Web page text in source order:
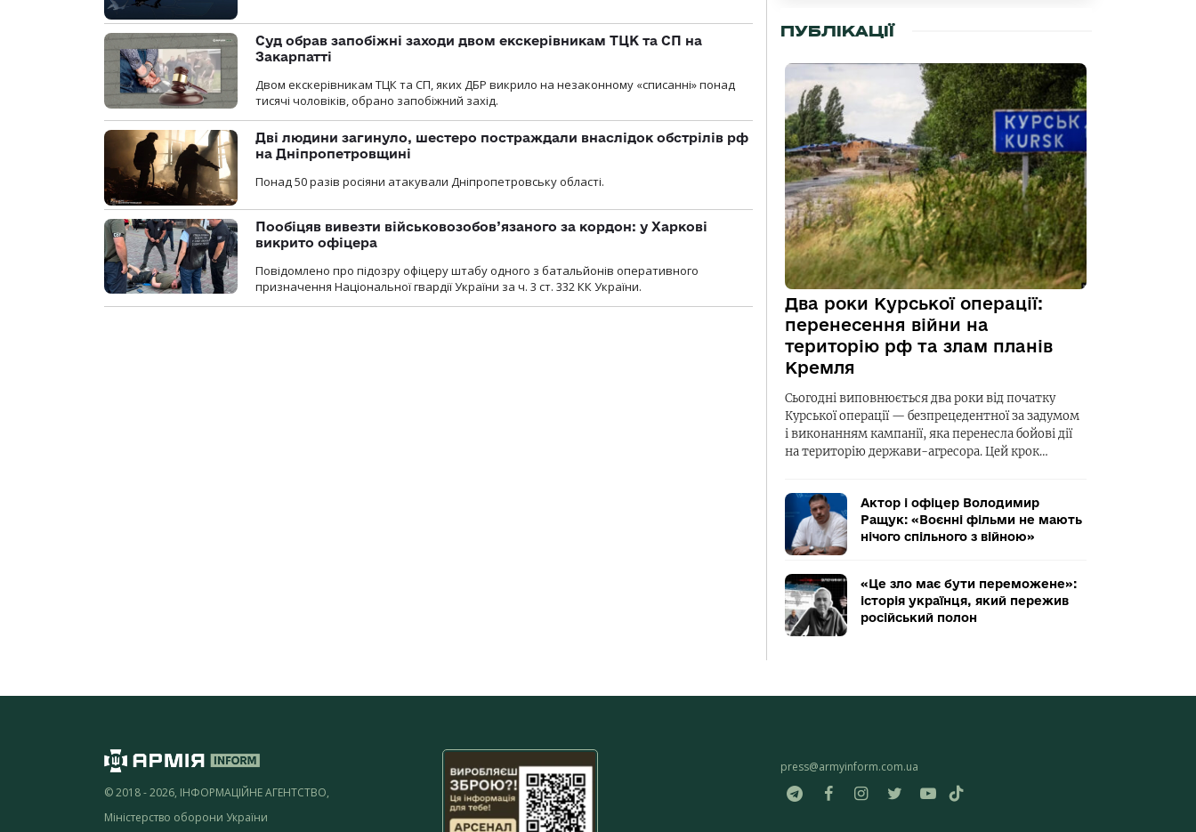
Суд обрав запобіжні заходи двом екскерівникам ТЦК та СП на
Закарпатті
Двом екскерівникам ТЦК та СП, яких ДБР викрило на незаконному «списанні» понад
тисячі чоловіків, обрано запобіжний захід.
Дві людини загинуло, шестеро постраждали внаслідок обстрілів рф
на Дніпропетровщині
Понад 50 разів росіяни атакували Дніпропетровську області.
Пообіцяв вивезти військовозобов’язаного за кордон: у Харкові
викрито офіцера
Повідомлено про підозру офіцеру штабу одного з батальйонів оперативного
призначення Національної гвардії України за ч. 3 ст. 332 КК України.
ПУБЛІКАЦІЇ
Два роки Курської операції:
перенесення війни на
територію рф та злам планів
Кремля
Сьогодні виповнюється два роки від початку
Курської операції — безпрецедентної за задумом
і виконанням кампанії, яка перенесла бойові дії
на територію держави-агресора. Цей крок…
Актор і офіцер Володимир
Ращук: «Воєнні фільми не мають
нічого спільного з війною»
«Це зло має бути переможене»:
історія українця, який пережив
російський полон
© 2018 - 2026, ІНФОРМАЦІЙНЕ АГЕНТСТВО,
Міністерство оборони України
press@armyinform.com.ua